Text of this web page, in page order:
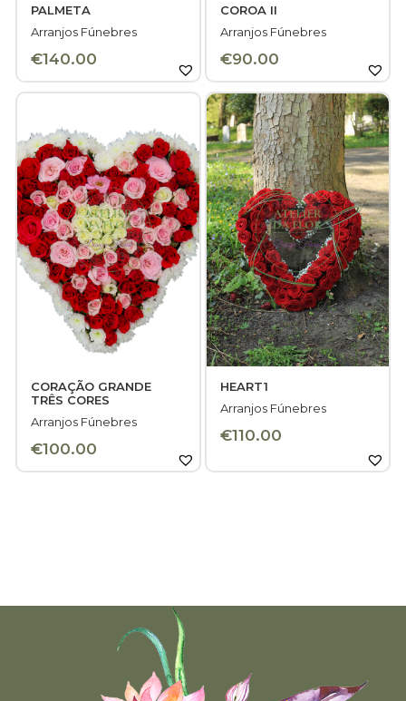
PALMETA
Arranjos Fúnebres
€140.00
COROA II
Arranjos Fúnebres
€90.00
CORAÇÃO GRANDE
TRÊS CORES
Arranjos Fúnebres
€100.00
HEART1
Arranjos Fúnebres
€110.00